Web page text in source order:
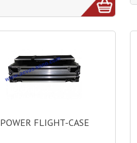
POWER FLIGHT-CASE